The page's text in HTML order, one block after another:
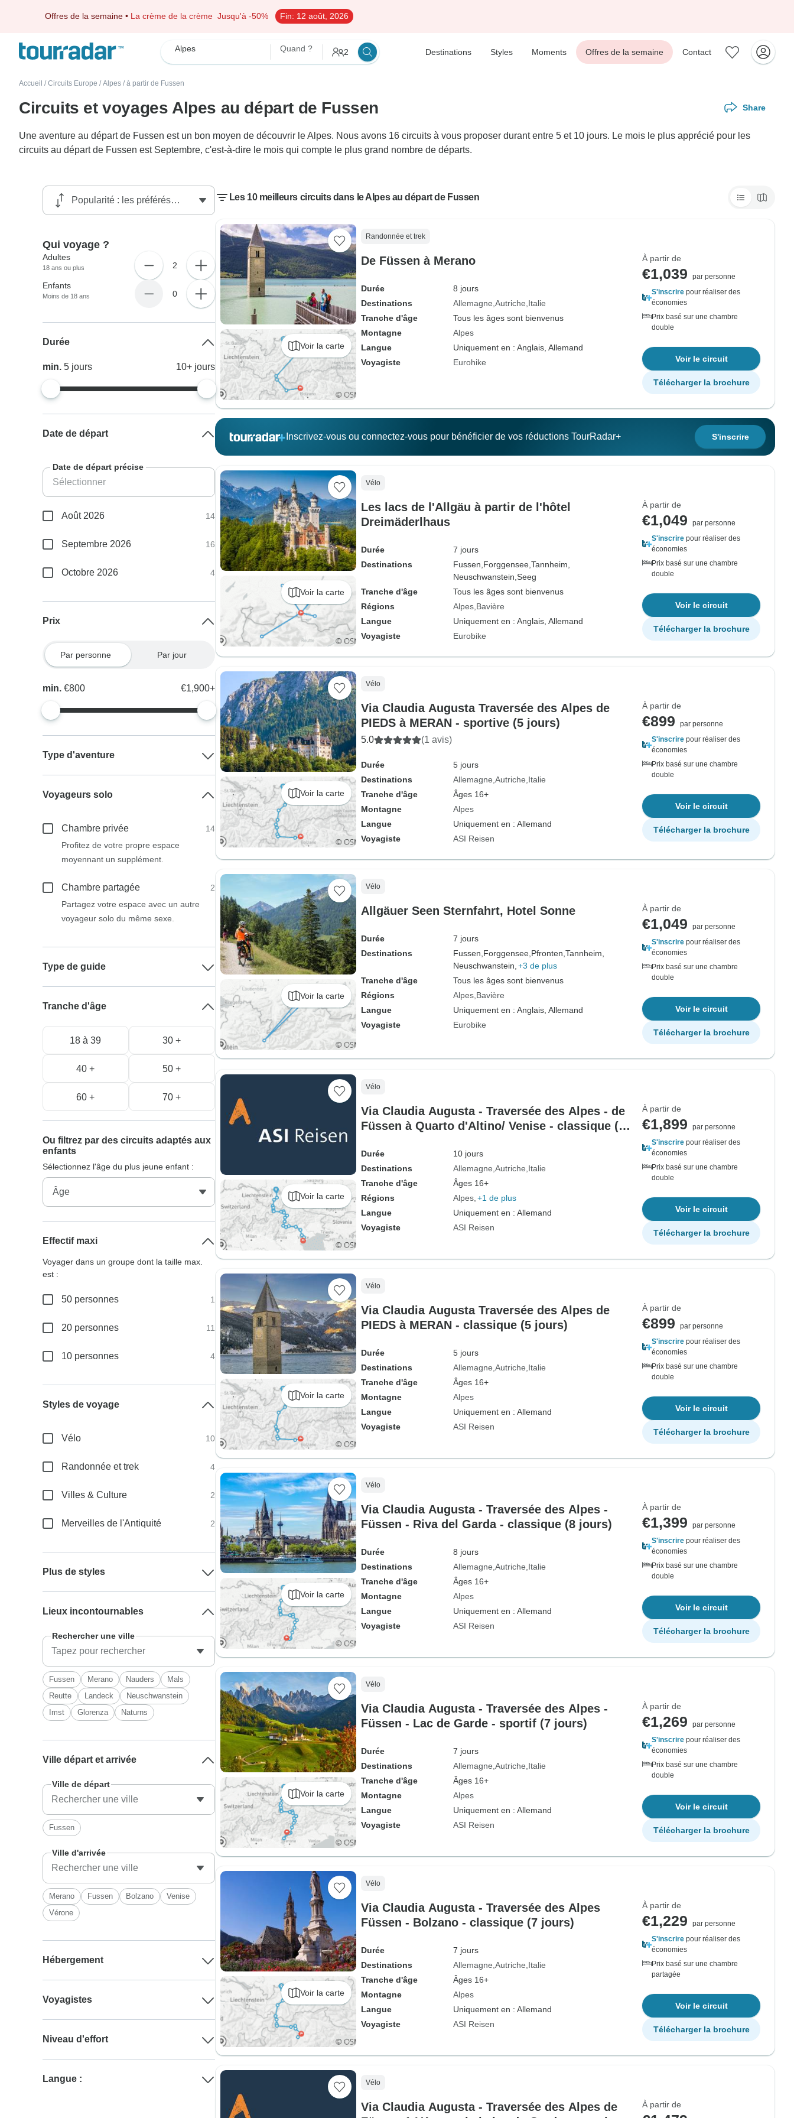
Offres de la semaine • La crème de la crème Jusqu'à -50% Fin: 12 août, 2026
Alpes Quand ? 2 Destinations Styles Moments Offres de la semaine Contact
Accueil / Circuits Europe / Alpes / à partir de Fussen
Circuits et voyages Alpes au départ de Fussen Share
Une aventure au départ de Fussen est un bon moyen de découvrir le Alpes. Nous avons 16 circuits à vous proposer durant entre 5 et 10 jours. Le mois le plus apprécié pour les
circuits au départ de Fussen est Septembre, c'est-à-dire le mois qui compte le plus grand nombre de départs.
Les 10 meilleurs circuits dans le Alpes au départ de Fussen
Voir la carte
Randonnée et trek
De Füssen à Merano
Durée
8 jours
Destinations
Allemagne Autriche Italie
Tranche d'âge
Tous les âges sont bienvenus
Montagne
Alpes
Langue
Uniquement en : Anglais, Allemand
Voyagiste
Eurohike
À partir de
€1,039
par personne
S'inscrire pour réaliser des
économies
Prix basé sur une chambre
double
Voir le circuit
Télécharger la brochure
Inscrivez-vous ou connectez-vous pour bénéficier de vos réductions TourRadar+ S'inscrire
Voir la carte
Vélo
Les lacs de l'Allgäu à partir de l'hôtel
Dreimäderlhaus
Durée
7 jours
Destinations
Fussen, Forggensee, Tannheim,
Neuschwanstein, Seeg
Tranche d'âge
Tous les âges sont bienvenus
Régions
Alpes Bavière
Langue
Uniquement en : Anglais, Allemand
Voyagiste
Eurobike
À partir de
€1,049
par personne
S'inscrire pour réaliser des
économies
Prix basé sur une chambre
double
Voir le circuit
Télécharger la brochure
Voir la carte
Vélo
Via Claudia Augusta Traversée des Alpes de
PIEDS à MERAN - sportive (5 jours)
5.0 (1 avis)
Durée
5 jours
Destinations
Allemagne Autriche Italie
Tranche d'âge
Âges 16+
Montagne
Alpes
Langue
Uniquement en : Allemand
Voyagiste
ASI Reisen
À partir de
€899
par personne
S'inscrire pour réaliser des
économies
Prix basé sur une chambre
double
Voir le circuit
Télécharger la brochure
Voir la carte
Vélo
Allgäuer Seen Sternfahrt, Hotel Sonne
Durée
7 jours
Destinations
Fussen, Forggensee, Pfronten, Tannheim,
Neuschwanstein, +3 de plus
Tranche d'âge
Tous les âges sont bienvenus
Régions
Alpes Bavière
Langue
Uniquement en : Anglais, Allemand
Voyagiste
Eurobike
À partir de
€1,049
par personne
S'inscrire pour réaliser des
économies
Prix basé sur une chambre
double
Voir le circuit
Télécharger la brochure
Voir la carte
Vélo
Via Claudia Augusta - Traversée des Alpes - de
Füssen à Quarto d'Altino/ Venise - classique (10
Durée
10 jours
Destinations
Allemagne Autriche Italie
Tranche d'âge
Âges 16+
Régions
Alpes +1 de plus
Langue
Uniquement en : Allemand
Voyagiste
ASI Reisen
À partir de
€1,899
par personne
S'inscrire pour réaliser des
économies
Prix basé sur une chambre
double
Voir le circuit
Télécharger la brochure
Voir la carte
Vélo
Via Claudia Augusta Traversée des Alpes de
PIEDS à MERAN - classique (5 jours)
Durée
5 jours
Destinations
Allemagne Autriche Italie
Tranche d'âge
Âges 16+
Montagne
Alpes
Langue
Uniquement en : Allemand
Voyagiste
ASI Reisen
À partir de
€899
par personne
S'inscrire pour réaliser des
économies
Prix basé sur une chambre
double
Voir le circuit
Télécharger la brochure
Voir la carte
Vélo
Via Claudia Augusta - Traversée des Alpes -
Füssen - Riva del Garda - classique (8 jours)
Durée
8 jours
Destinations
Allemagne Autriche Italie
Tranche d'âge
Âges 16+
Montagne
Alpes
Langue
Uniquement en : Allemand
Voyagiste
ASI Reisen
À partir de
€1,399
par personne
S'inscrire pour réaliser des
économies
Prix basé sur une chambre
double
Voir le circuit
Télécharger la brochure
Voir la carte
Vélo
Via Claudia Augusta - Traversée des Alpes -
Füssen - Lac de Garde - sportif (7 jours)
Durée
7 jours
Destinations
Allemagne Autriche Italie
Tranche d'âge
Âges 16+
Montagne
Alpes
Langue
Uniquement en : Allemand
Voyagiste
ASI Reisen
À partir de
€1,269
par personne
S'inscrire pour réaliser des
économies
Prix basé sur une chambre
double
Voir le circuit
Télécharger la brochure
Voir la carte
Vélo
Via Claudia Augusta - Traversée des Alpes
Füssen - Bolzano - classique (7 jours)
Durée
7 jours
Destinations
Allemagne Autriche Italie
Tranche d'âge
Âges 16+
Montagne
Alpes
Langue
Uniquement en : Allemand
Voyagiste
ASI Reisen
À partir de
€1,229
par personne
S'inscrire pour réaliser des
économies
Prix basé sur une chambre
partagée
Voir le circuit
Télécharger la brochure
Vélo
Via Claudia Augusta - Traversée des Alpes de
À partir de
Qui voyage ?
Adultes
18 ans ou plus 2
Enfants
Moins de 18 ans 0
Durée
min.5 jours 10+ jours
Date de départ
Date de départ précise
Août 2026 14
Septembre 2026 16
Octobre 2026 4
Prix
Par personne Par jour
min.€800 €1,900+
Type d'aventure
Voyageurs solo
Chambre privée
14
Profitez de votre propre espace
moyennant un supplément.
Chambre partagée
2
Partagez votre espace avec un autre
voyageur solo du même sexe.
Type de guide
Tranche d'âge
18 à 39 30 +
40 + 50 +
60 + 70 +
Ou filtrez par des circuits adaptés aux
enfants
Sélectionnez l'âge du plus jeune enfant :
Effectif maxi
Voyager dans un groupe dont la taille max.
est :
50 personnes 1
20 personnes 11
10 personnes 4
Styles de voyage
Vélo 10
Randonnée et trek 4
Villes & Culture 2
Merveilles de l'Antiquité 2
Plus de styles
Lieux incontournables
Rechercher une ville
Fussen Merano Nauders
Mals
Reutte
Landeck
Neuschwanstein
Imst
Glorenza Naturns
Ville départ et arrivée
Ville de départ
Fussen
Ville d'arrivée
Merano Fussen Bolzano
Venise
Vérone
Hébergement
Voyagistes
Niveau d'effort
Langue :